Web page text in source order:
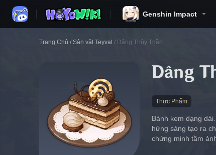
Genshin Impact
Trang Chủ / Sản vật Teyvat / Dâng Thủy Thần
Dâng
Thực Phẩm
Bánh kem dạng
hứng sáng tạo ra
chứng minh tầm